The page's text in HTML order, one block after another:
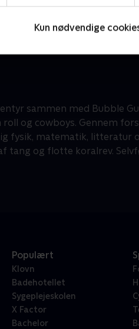
Kun nødvendige
sammen med Bubble
og cowboys. Gennem
fysik, matematik, litteratur
tang og flotte koralrev.
Populært
Klovn
Badehotellet
Sygeplejeskolen
X Factor
Bachelor